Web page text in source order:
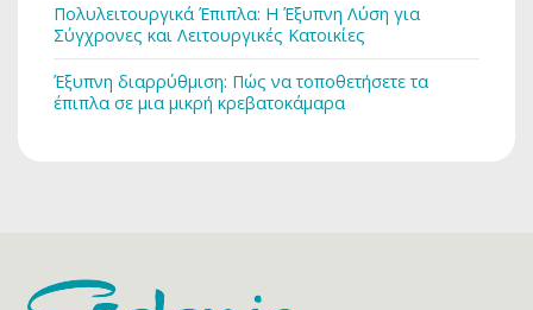
Πολυλειτουργικά Έπιπλα: Η Έξυπνη Λύση για
Σύγχρονες και Λειτουργικές Κατοικίες
Έξυπνη διαρρύθμιση: Πώς να τοποθετήσετε τα
έπιπλα σε μια μικρή κρεβατοκάμαρα